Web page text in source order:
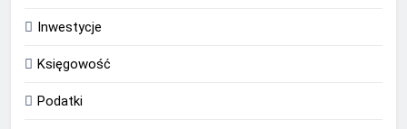
Inwestycje
Księgowość
Podatki